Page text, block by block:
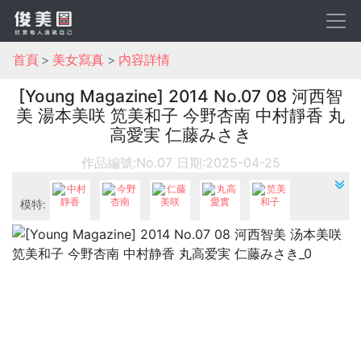
首頁 美女寫真 内容詳情
[Young Magazine] 2014 No.07 08 河西智
美 湯本美咲 笕美和子 今野杏南 中村靜香 丸
高愛実 仁藤みさき
作品編號:No.07 日期:2025-04-25
模特:
中村靜香 今野杏南 仁藤美咲 丸高愛實 笕美和子
機構: